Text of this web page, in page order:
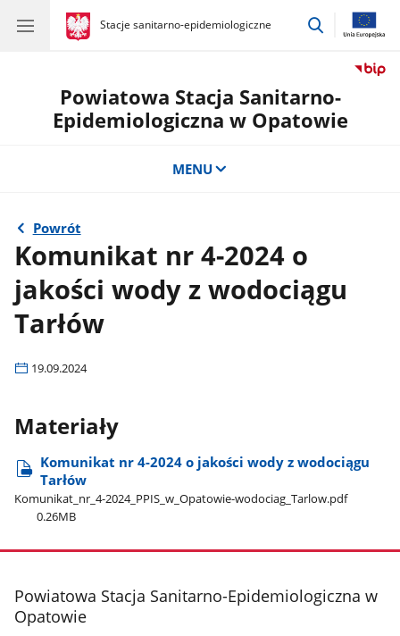
gov.pl
Stacje sanitarno-epidemiologiczne
gov.pl
Stacje
przejdź
Powiatowa Stacja Sanitarno-
Epidemiologiczna w Opatowie
MENU
Powrót
Komunikat nr 4-2024 o
jakości wody z wodociągu
Tarłów
19.09.2024
Materiały
Komunikat nr 4-2024 o jakości wody z wodociągu
Tarłów
Komunikat​_nr​_4-2024​_PPIS​_w​_Opatowie-wodociag​_Tarlow.pdf
0.26MB
stopka
Powiatowa Stacja Sanitarno-Epidemiologiczna w
Opatowie